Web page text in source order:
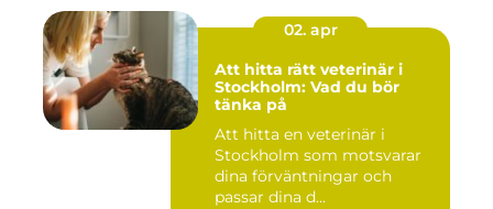
02. apr
Att hitta rätt veterinär i
Stockholm: Vad du bör
tänka på
Att hitta en veterinär i
Stockholm som motsvarar
dina förväntningar och
passar dina d...